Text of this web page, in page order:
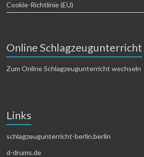
Cookie-Richtlinie (EU)
Online Schlagzeugunterricht
Zum Online Schlagzeugunterricht wechseln
Links
schlagzeugunterricht-berlin.berlin
d-drums.de